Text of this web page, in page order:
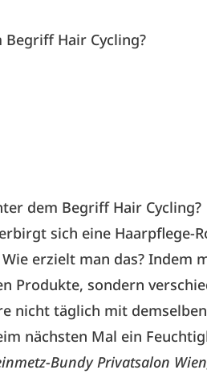
Hair Cycling?
dem Begriff Hair Cycling?
sich eine Haarpflege-
erzielt man das? Indem
Produkte, sondern
nicht täglich mit
nächsten Mal ein
Bundy Privatsalon